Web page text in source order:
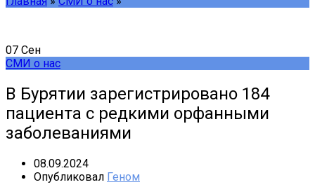
07 Сен
СМИ о нас
В Бурятии зарегистрировано 184
пациента с редкими орфанными
заболеваниями
08.09.2024
Опубликовал Геном